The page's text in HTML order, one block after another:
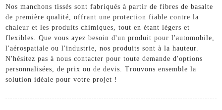
Nos manchons tissés sont fabriqués à partir de fibres de basalte
de première qualité, offrant une protection fiable contre la
chaleur et les produits chimiques, tout en étant légers et
flexibles. Que vous ayez besoin d'un produit pour l'automobile,
l'aérospatiale ou l'industrie, nos produits sont à la hauteur.
N'hésitez pas à nous contacter pour toute demande d'options
personnalisées, de prix ou de devis. Trouvons ensemble la
solution idéale pour votre projet !